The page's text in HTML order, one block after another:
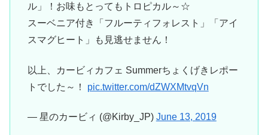
ル」！お味もとってもトロピカル～☆
スーベニア付き「フルーティフォレスト」「アイ
スマグヒート」も見逃せません！
以上、カービィカフェ Summerちょくげきレポー
トでした～！ pic.twitter.com/dZWXMtvqVn
— 星のカービィ (@Kirby_JP) June 13, 2019